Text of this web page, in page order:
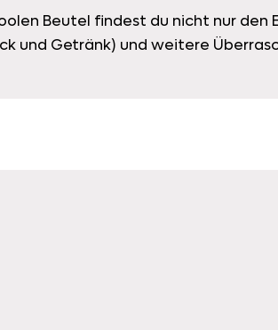
Beutel findest du nicht nur den
und Getränk) und weitere